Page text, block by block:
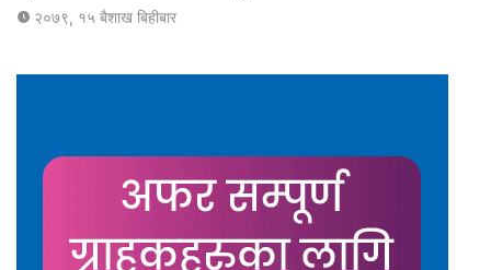
२०७९, १५ बैशाख बिहीबार